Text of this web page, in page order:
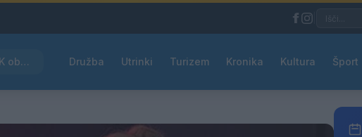
Kam čez vikend v Velenju: K obisku vabi Poletni bolšji sejem Družba Utrinki Turizem Kronika Kultura Šport